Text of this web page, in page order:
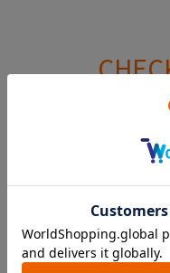
【販売終了】マルゴ